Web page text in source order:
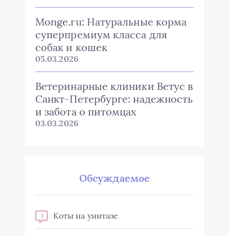
Monge.ru: Натуральные корма
суперпремиум класса для
собак и кошек
05.03.2026
Ветеринарные клиники Ветус в
Санкт-Петербурге: надежность
и забота о питомцах
03.03.2026
Обсуждаемое
3 Коты на унитазе